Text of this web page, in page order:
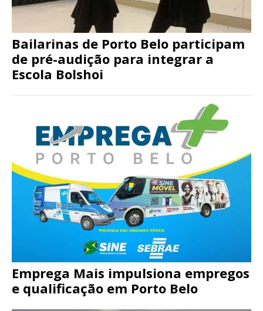
Bailarinas de Porto Belo participam
de pré-audição para integrar a
Escola Bolshoi
Emprega Mais impulsiona empregos
e qualificação em Porto Belo